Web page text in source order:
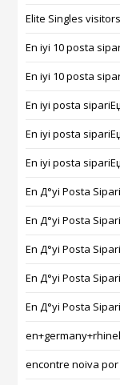
Elite Singles visitors
En iyi 10 posta
En iyi 10 posta
En iyi posta
En iyi posta
En iyi posta
En Д°yi Posta
En Д°yi Posta
En Д°yi Posta
En Д°yi Posta
En Д°yi Posta
encontre noiva